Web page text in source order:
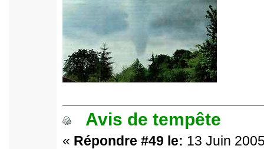
Avis de tempête
« Répondre #49 le: 13 Juin